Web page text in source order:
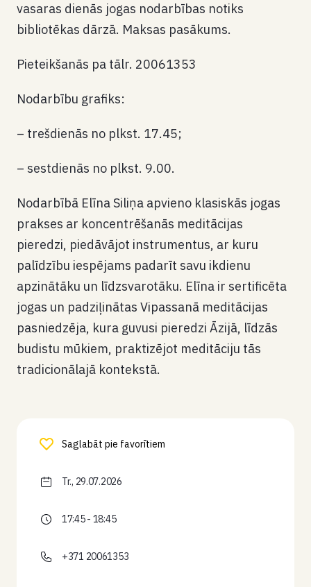
vasaras dienās jogas nodarbības notiks
bibliotēkas dārzā. Maksas pasākums.
Pieteikšanās pa tālr. 20061353
Nodarbību grafiks:
– trešdienās no plkst. 17.45;
– sestdienās no plkst. 9.00.
Nodarbībā Elīna Siliņa apvieno klasiskās jogas
prakses ar koncentrēšanās meditācijas
pieredzi, piedāvājot instrumentus, ar kuru
palīdzību iespējams padarīt savu ikdienu
apzinātāku un līdzsvarotāku. Elīna ir sertificēta
jogas un padziļinātas Vipassanā meditācijas
pasniedzēja, kura guvusi pieredzi Āzijā, līdzās
budistu mūkiem, praktizējot meditāciju tās
tradicionālajā kontekstā.
Saglabāt pie favorītiem
Tr., 29.07.2026
17:45 - 18:45
+371 20061353